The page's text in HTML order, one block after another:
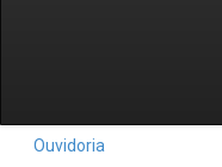
Ouvidoria